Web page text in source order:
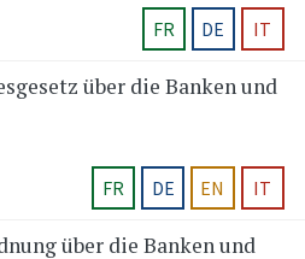
FR
DE IT
über die Banken und
FR
DE EN IT
über die Banken und